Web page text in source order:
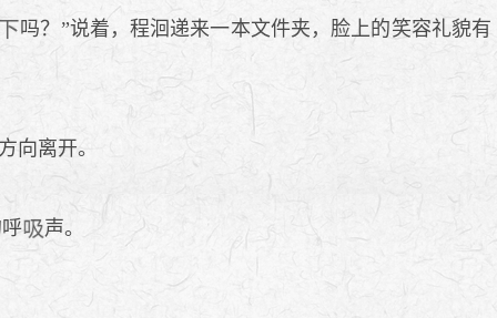
吗？”说着，程洄递来一本文件夹，脸上的笑容礼貌有
向离开。
声。